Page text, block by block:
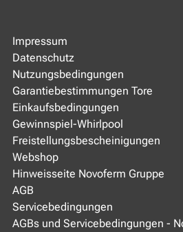
Impressum
Datenschutz
Nutzungsbedingungen
Garantiebestimmungen Tore
Einkaufsbedingungen
Gewinnspiel-Whirlpool
Freistellungsbescheinigungen
Webshop
Hinweisseite Novoferm Gruppe
AGB
Servicebedingungen
AGBs und Servicebedingungen -